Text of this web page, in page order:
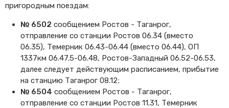
Маломобильным
Моя карта попала в стоп-
лист
Cхемы обращения
Справочник по
остановочным пунктам и
станциям
пригородным поездам:
№ 6502 сообщением Ростов - Таганрог,
отправление со станции Ростов 06.34 (вместо
06.35), Темерник 06.43-06.44 (вместо 06.44), ОП
1337км 06.47.5-06.48, Ростов-Западный 06.52-06.53,
далее следует действующим расписанием, прибытие
на станцию Таганрог 08.12;
№ 6504 сообщением Ростов - Таганрог,
отправление со станции Ростов 11.31, Темерник